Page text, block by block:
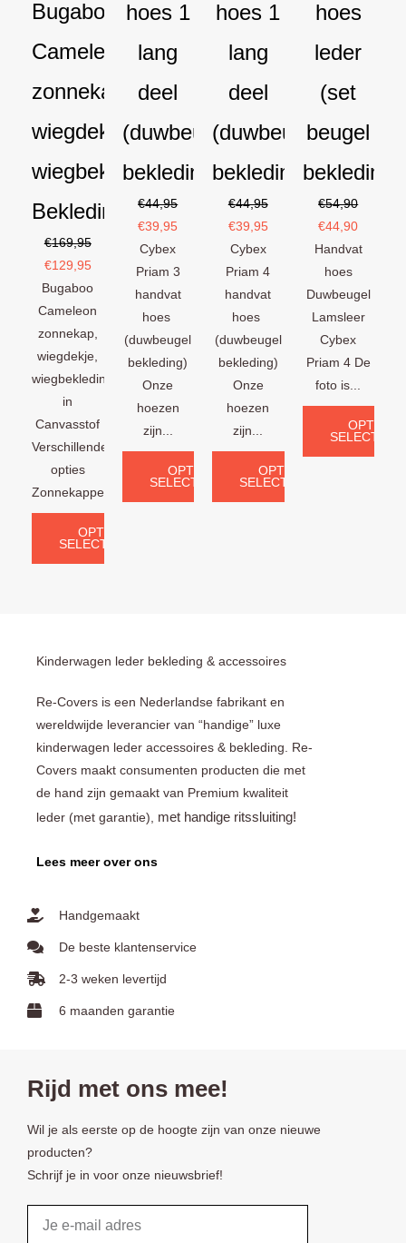
Bugaboo
Cameleon
zonnekap
wiegdekje
wiegbekleding
Bekledingset
€169,95
€129,95
Bugaboo
Cameleon
zonnekap,
wiegdekje,
wiegbekleding
in
Canvasstof
Verschillende
opties
Zonnekappen:...
OPTIES
SELECTEREN
hoes 1
lang
deel
(duwbeugel
bekleding)
€44,95
€39,95
Cybex
Priam 3
handvat
hoes
(duwbeugel
bekleding)
Onze
hoezen
zijn...
OPTIES
SELECTEREN
hoes 1
lang
deel
(duwbeugel
bekleding)
€44,95
€39,95
Cybex
Priam 4
handvat
hoes
(duwbeugel
bekleding)
Onze
hoezen
zijn...
OPTIES
SELECTEREN
hoes
leder
(set
beugel
bekleding)
€54,90
€44,90
Handvat
hoes
Duwbeugel
Lamsleer
Cybex
Priam 4 De
foto is...
OPTIES
Kinderwagen leder bekleding & accessoires
Re-Covers is een Nederlandse fabrikant en
wereldwijde leverancier van “handige” luxe
kinderwagen leder accessoires & bekleding. Re-
Covers maakt consumenten producten die met
de hand zijn gemaakt van Premium kwaliteit
leder (met garantie), met handige ritssluiting!
Lees meer over ons
Handgemaakt
De beste klantenservice
2-3 weken levertijd
6 maanden garantie
Rijd met ons mee!
Wil je als eerste op de hoogte zijn van onze nieuwe
producten?
Schrijf je in voor onze nieuwsbrief!